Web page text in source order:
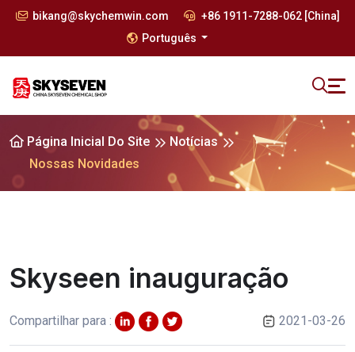
bikang@skychemwin.com
+86 1911-7288-062 [China]
Português
Página Inicial Do Site
Notícias
Nossas Novidades
Skyseen inauguração
Compartilhar para : 2021-03-26